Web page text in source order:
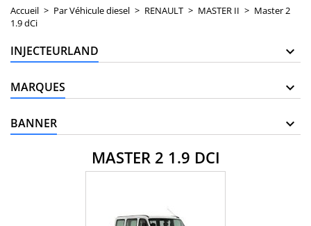
Accueil Par Véhicule diesel RENAULT MASTER II
Master 2
1.9 dCi
INJECTEURLAND
MARQUES
BANNER
MASTER 2 1.9 DCI
((cancelText)) ((loginText))